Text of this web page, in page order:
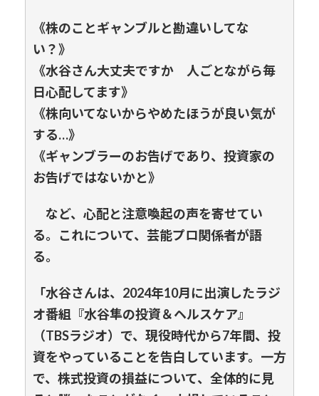
《株のことギャンブルと勘違いしてな
い？》
《水谷さん大丈夫ですか 人ごとながら毎
日心配してます》
《株向いてないからやめたほうが良い気が
する…》
《ギャンブラーのお告げであり、投資家の
お告げではないかと》
など、心配と注意喚起の声を寄せてい
る。これについて、芸能プロ関係者が語
る。
「水谷さんは、2024年10月に出演したラジ
オ番組『水谷隼の投資＆ヘルスケア』
（TBSラジオ）で、現役時代から7年間、投
資をやっていることを告白しています。一方
で、株式投資の損益について、全体的に見